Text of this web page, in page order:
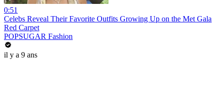
0:51
Celebs Reveal Their Favorite Outfits Growing Up on the Met Gala
Red Carpet
POPSUGAR Fashion
il y a 9 ans